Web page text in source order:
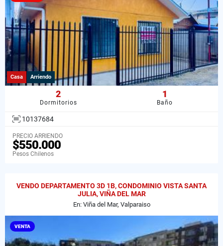
Casa Arriendo
2
Dormitorios
1
Baño
10137684
PRECIO ARRIENDO
$550.000
Pesos Chilenos
VENDO DEPARTAMENTO 3D 1B, CONDOMINIO VISTA SANTA
JULIA, VIÑA DEL MAR
En: Viña del Mar, Valparaiso
VENTA